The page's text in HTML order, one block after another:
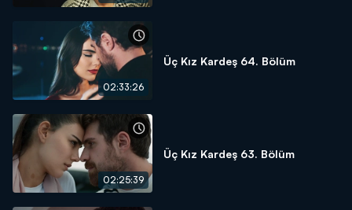
02:33:26
Üç Kız Kardeş 64. Bölüm
02:25:39
Üç Kız Kardeş 63. Bölüm